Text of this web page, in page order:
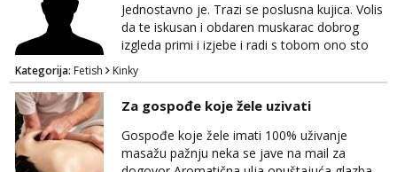
Jednostavno je. Trazi se poslusna kujica. Volis
da te iskusan i obdaren muskarac dobrog
izgleda primi i izjebe i radi s tobom ono sto
on zeli raditi. Cura si van okvira,kinky i
poslusna. Idealno 25 godina max okvirno 40.
Nikakve umisljene femy ko fol ljepotice me ne
interesiraju. Stop pederima i slicnima. Stop
bonovima i slicne gluposti. Javi se sa slikom i
ukratko o sebi na: naal_naal@yaho...
Kategorija: Fetish Kinky
Za gospođe koje žele uzivati
Gospođe koje žele imati 100% uživanje
masažu pažnju neka se jave na mail za